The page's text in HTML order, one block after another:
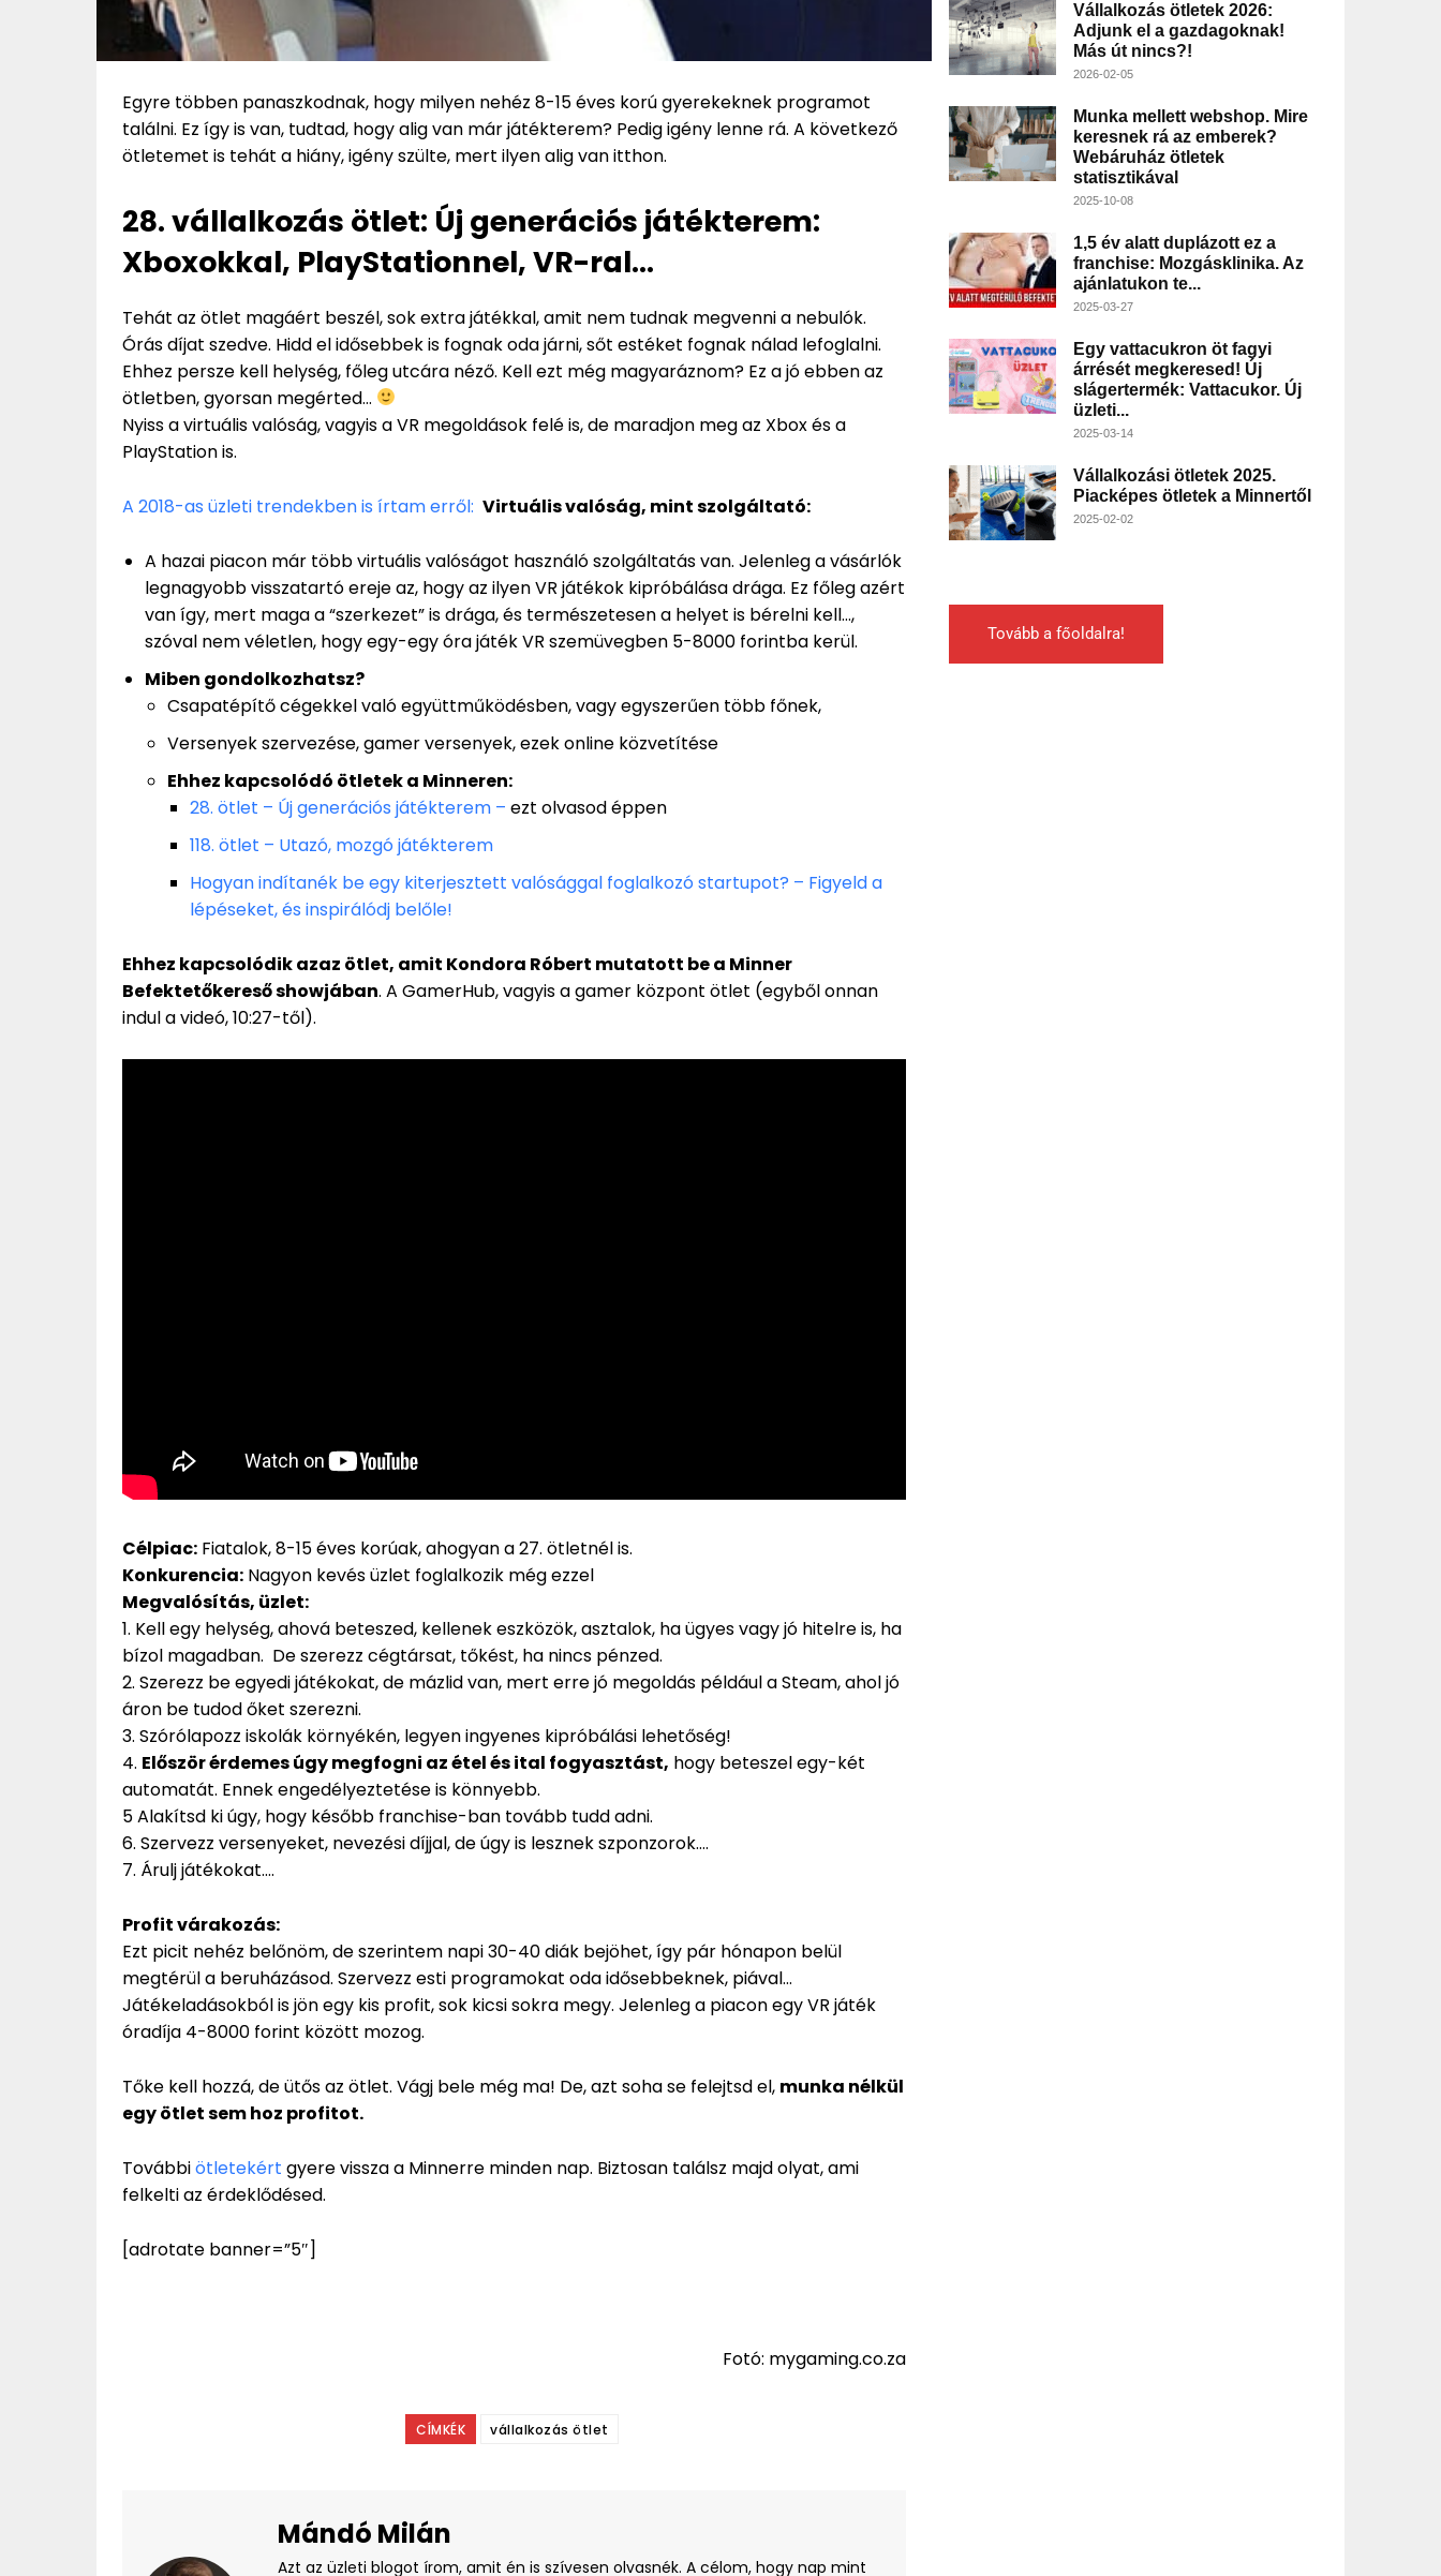
Egyre többen panaszkodnak, hogy milyen nehéz 8-15 éves korú gyerekeknek programot
találni. Ez így is van, tudtad, hogy alig van már játékterem? Pedig igény lenne rá. A következő
ötletemet is tehát a hiány, igény szülte, mert ilyen alig van itthon.
28. vállalkozás ötlet: Új generációs játékterem:
Xboxokkal, PlayStationnel, VR-ral…
Tehát az ötlet magáért beszél, sok extra játékkal, amit nem tudnak megvenni a nebulók.
Órás díjat szedve. Hidd el idősebbek is fognak oda járni, sőt estéket fognak nálad lefoglalni.
Ehhez persze kell helység, főleg utcára néző. Kell ezt még magyaráznom? Ez a jó ebben az
ötletben, gyorsan megérted…
Nyiss a virtuális valóság, vagyis a VR megoldások felé is, de maradjon meg az Xbox és a
PlayStation is.
A 2018-as üzleti trendekben is írtam erről: Virtuális valóság, mint szolgáltató:
A hazai piacon már több virtuális valóságot használó szolgáltatás van. Jelenleg a vásárlók
legnagyobb visszatartó ereje az, hogy az ilyen VR játékok kipróbálása drága. Ez főleg azért
van így, mert maga a “szerkezet” is drága, és természetesen a helyet is bérelni kell…,
szóval nem véletlen, hogy egy-egy óra játék VR szemüvegben 5-8000 forintba kerül.
Miben gondolkozhatsz?
Csapatépítő cégekkel való együttműködésben, vagy egyszerűen több főnek,
Versenyek szervezése, gamer versenyek, ezek online közvetítése
Ehhez kapcsolódó ötletek a Minneren:
28. ötlet – Új generációs játékterem – ezt olvasod éppen
118. ötlet – Utazó, mozgó játékterem
Hogyan indítanék be egy kiterjesztett valósággal foglalkozó startupot? – Figyeld a
lépéseket, és inspirálódj belőle!
Ehhez kapcsolódik azaz ötlet, amit Kondora Róbert mutatott be a Minner
Befektetőkereső showjában. A GamerHub, vagyis a gamer központ ötlet (egyből onnan
indul a videó, 10:27-től).
Célpiac: Fiatalok, 8-15 éves korúak, ahogyan a 27. ötletnél is.
Konkurencia: Nagyon kevés üzlet foglalkozik még ezzel
Megvalósítás, üzlet:
1. Kell egy helység, ahová beteszed, kellenek eszközök, asztalok, ha ügyes vagy jó hitelre is, ha
bízol magadban. De szerezz cégtársat, tőkést, ha nincs pénzed.
2. Szerezz be egyedi játékokat, de mázlid van, mert erre jó megoldás például a Steam, ahol jó
áron be tudod őket szerezni.
3. Szórólapozz iskolák környékén, legyen ingyenes kipróbálási lehetőség!
4. Először érdemes úgy megfogni az étel és ital fogyasztást, hogy beteszel egy-két
automatát. Ennek engedélyeztetése is könnyebb.
5 Alakítsd ki úgy, hogy később franchise-ban tovább tudd adni.
6. Szervezz versenyeket, nevezési díjjal, de úgy is lesznek szponzorok….
7. Árulj játékokat….
Profit várakozás:
Ezt picit nehéz belőnöm, de szerintem napi 30-40 diák bejöhet, így pár hónapon belül
megtérül a beruházásod. Szervezz esti programokat oda idősebbeknek, piával…
Játékeladásokból is jön egy kis profit, sok kicsi sokra megy. Jelenleg a piacon egy VR játék
óradíja 4-8000 forint között mozog.
Tőke kell hozzá, de ütős az ötlet. Vágj bele még ma! De, azt soha se felejtsd el, munka nélkül
egy ötlet sem hoz profitot.
Továbbiötletekért gyere vissza a Minnerre minden nap. Biztosan találsz majd olyat, ami
felkelti az érdeklődésed.
[adrotate banner=”5″]
Fotó: mygaming.co.za
CÍMKÉK vállalkozás ötlet
Mándó Milán
Azt az üzleti blogot írom, amit én is szívesen olvasnék. A célom, hogy nap mint
Vállalkozás ötletek 2026:
Adjunk el a gazdagoknak!
Más út nincs?!
2026-02-05
Munka mellett webshop. Mire
keresnek rá az emberek?
Webáruház ötletek
statisztikával
2025-10-08
1,5 év alatt duplázott ez a
franchise: Mozgásklinika. Az
ajánlatukon te...
2025-03-27
Egy vattacukron öt fagyi
árrését megkeresed! Új
slágertermék: Vattacukor. Új
üzleti...
2025-03-14
Vállalkozási ötletek 2025.
Piacképes ötletek a Minnertől
2025-02-02
Tovább a főoldalra!